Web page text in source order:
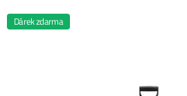
Dárek zdarma